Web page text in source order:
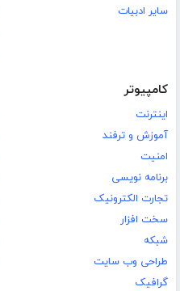
سایر ادبیات
کامپیوتر
اینترنت
آموزش و ترفند
امنیت
برنامه نویسی
تجارت الکترونیک
سخت افزار
شبکه
طراحی وب سایت
گرافیک